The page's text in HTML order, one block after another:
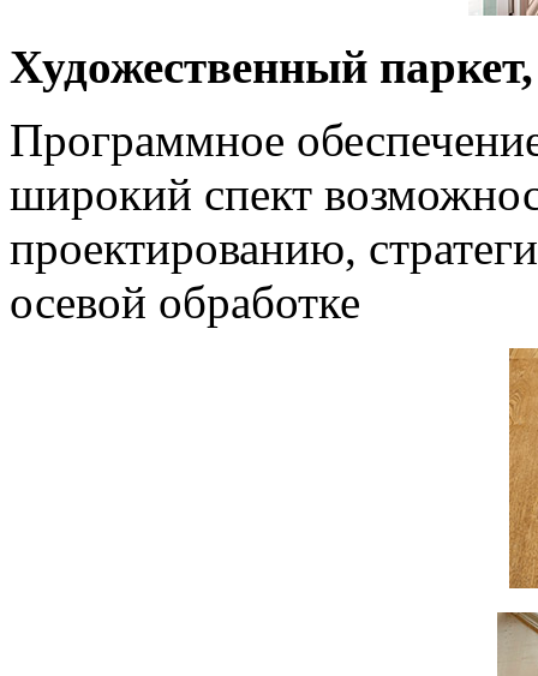
Художественный
Программное
широкий спект
проектированию,
осевой обработке